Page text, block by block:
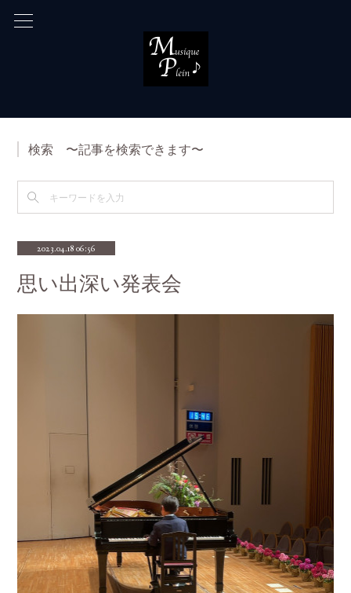
検索 〜記事を検索できます〜
2023.04.18 06:56
思い出深い発表会